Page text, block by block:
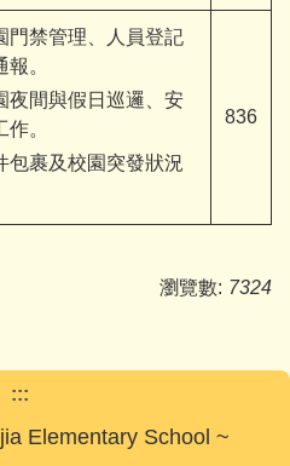
門禁管理、人員登記
。
夜間與假日巡邏、安
。
包裹及校園突發狀況
836
瀏覽數: 7324
:::
Elementary School ~